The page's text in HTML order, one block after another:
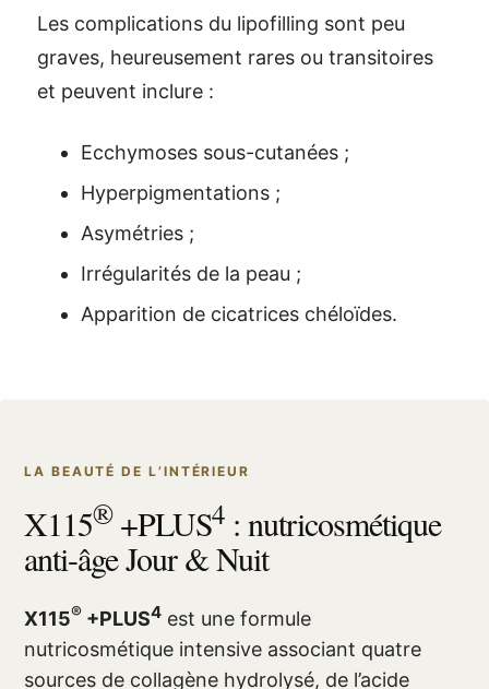
Les complications du lipofilling sont peu
graves, heureusement rares ou transitoires
et peuvent inclure :
Ecchymoses sous-cutanées ;
Hyperpigmentations ;
Asymétries ;
Irrégularités de la peau ;
Apparition de cicatrices chéloïdes.
LA BEAUTÉ DE L’INTÉRIEUR
X115®+PLUS4 : nutricosmétique
anti-âge Jour & Nuit
X115® +PLUS4 est une formule
nutricosmétique intensive associant quatre
sources de collagène hydrolysé, de l’acide